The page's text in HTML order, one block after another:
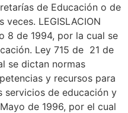
de Educación o de
LEGISLACION
8 de 1994, por la cual se
Ley 715 de 21 de
se dictan normas
y recursos para
servicios de educación y
de 1996, por el cual